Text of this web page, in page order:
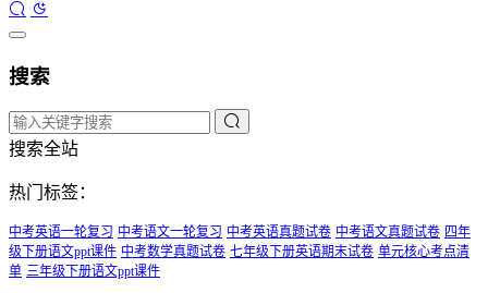
搜索
搜索全站
热门标签：
中考英语一轮复习 中考语文一轮复习 中考英语真题试卷 中考语文真题试卷 四年
级下册语文ppt课件 中考数学真题试卷 七年级下册英语期末试卷 单元核心考点清
单 三年级下册语文ppt课件